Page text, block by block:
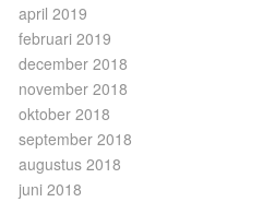
april 2019
februari 2019
december 2018
november 2018
oktober 2018
september 2018
augustus 2018
juni 2018